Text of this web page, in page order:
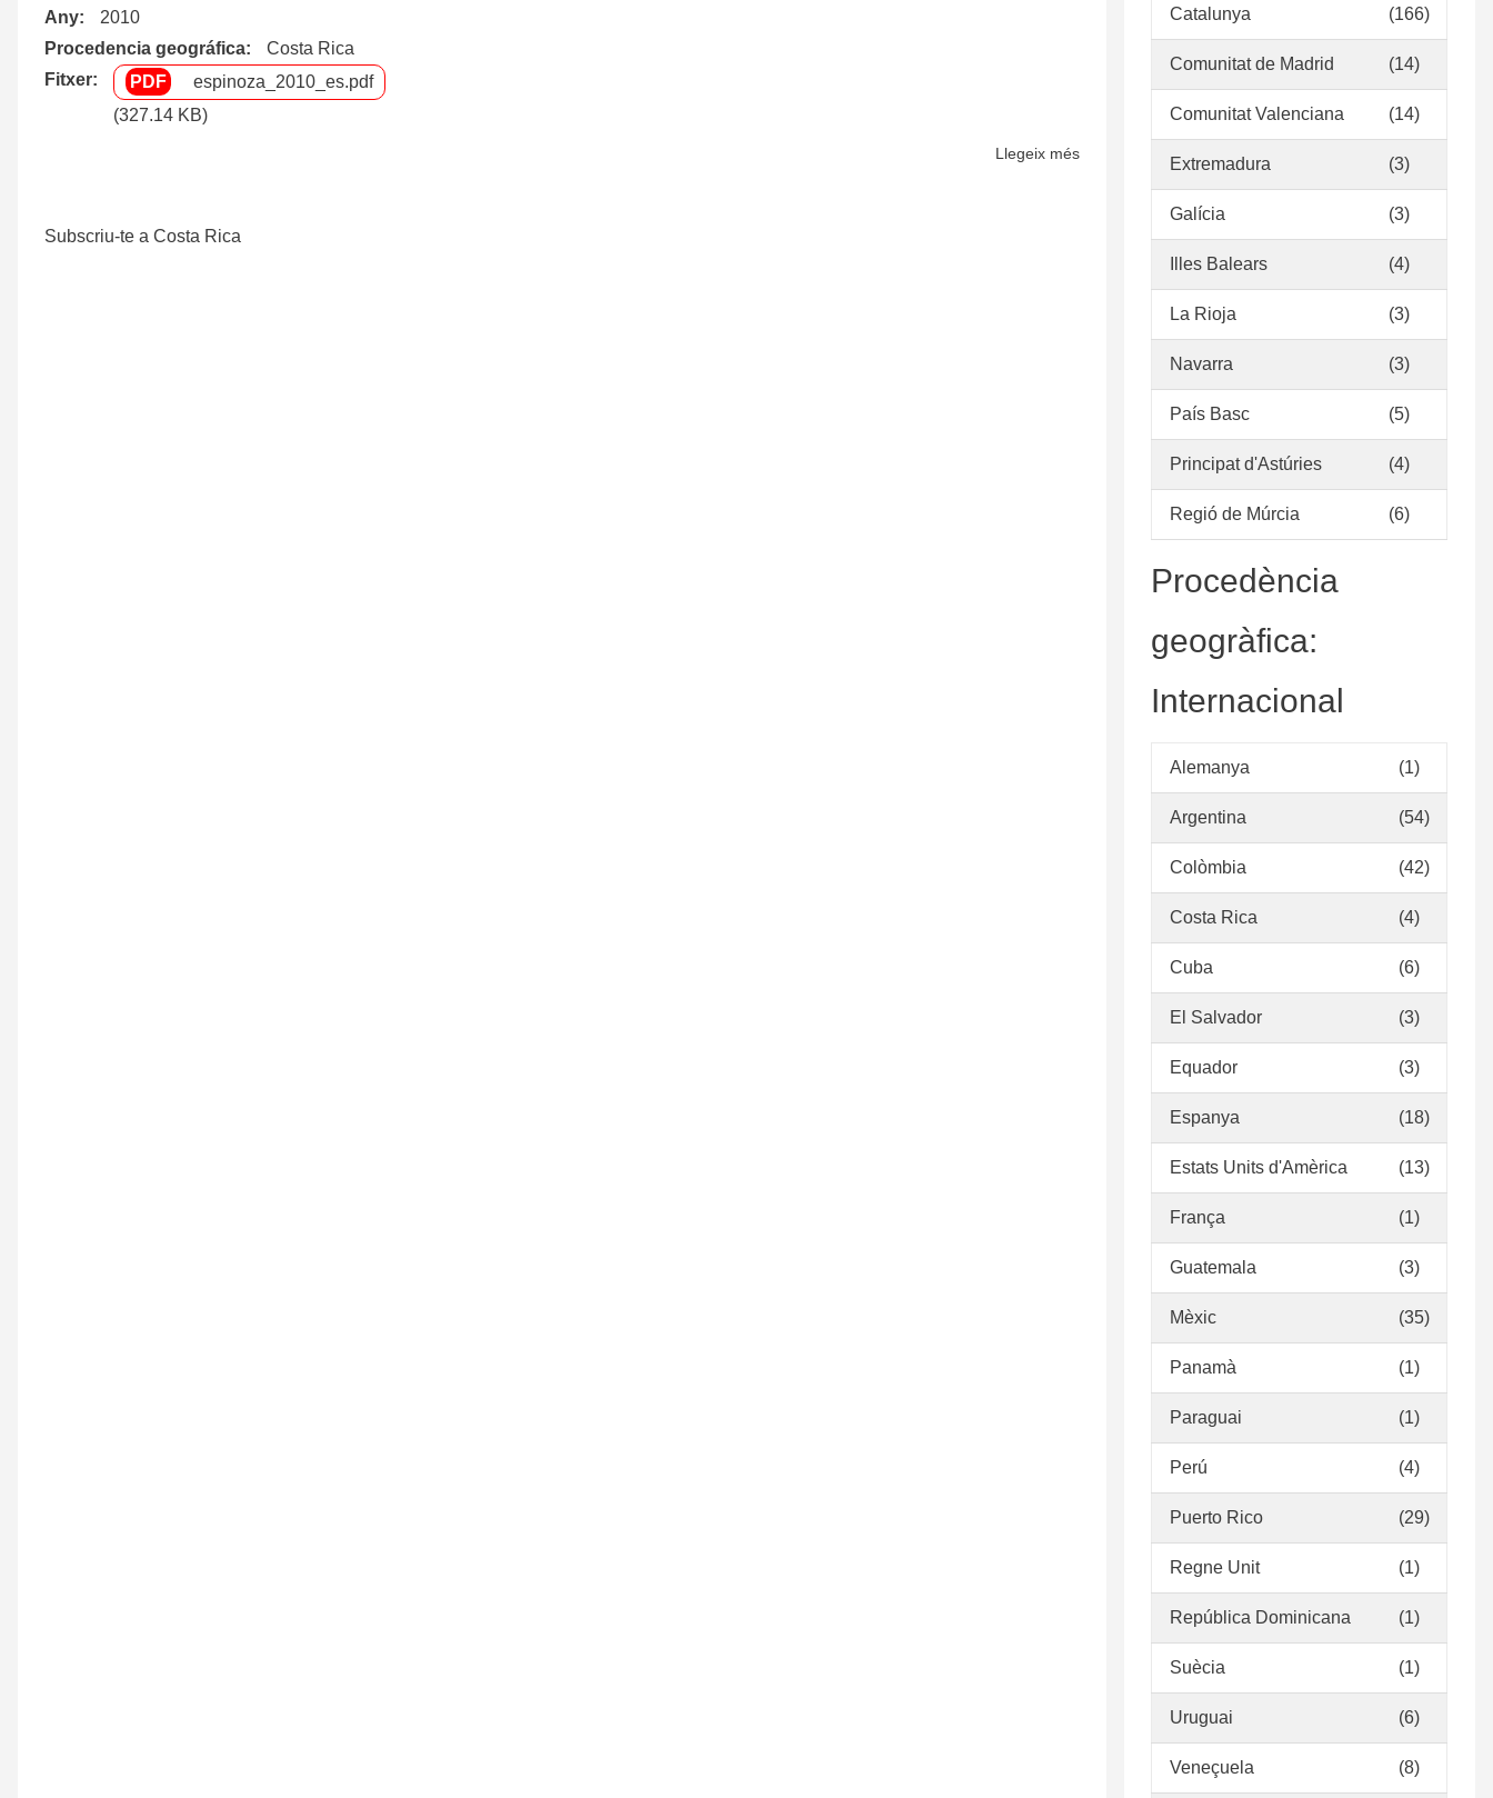
Any
2010
Procedencia geográfica
Costa Rica
Fitxer
espinoza_2010_es.pdf
(327.14 KB)
Llegeix méssobre
colecciones
Subscriu-te a Costa Rica
Catalunya (166)
Comunitat de Madrid (14)
Comunitat Valenciana (14)
Extremadura (3)
Galícia (3)
Illes Balears (4)
La Rioja (3)
Navarra (3)
País Basc (5)
Principat d'Astúries (4)
Regió de Múrcia (6)
Procedència
geogràfica:
Internacional
Alemanya (1)
Argentina (54)
Colòmbia (42)
Costa Rica (4)
Cuba (6)
El Salvador (3)
Equador (3)
Espanya (18)
Estats Units d'Amèrica (13)
França (1)
Guatemala (3)
Mèxic (35)
Panamà (1)
Paraguai (1)
Perú (4)
Puerto Rico (29)
Regne Unit (1)
República Dominicana (1)
Suècia (1)
Uruguai (6)
Veneçuela (8)